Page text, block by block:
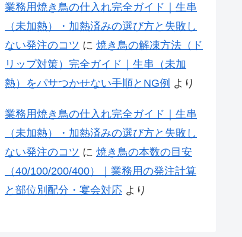
業務用焼き鳥の仕入れ完全ガイド｜生串
（未加熱）・加熱済みの選び方と失敗し
ない発注のコツ に 焼き鳥の解凍方法（ド
リップ対策）完全ガイド｜生串（未加
熱）をパサつかせない手順とNG例 より
業務用焼き鳥の仕入れ完全ガイド｜生串
（未加熱）・加熱済みの選び方と失敗し
ない発注のコツ に 焼き鳥の本数の目安
（40/100/200/400）｜業務用の発注計算
と部位別配分・宴会対応 より